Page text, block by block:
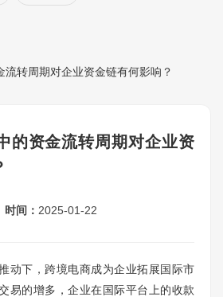
流转周期对企业资金链有何影响？
的资金流转周期对企业资
时间： 2025-01-22
下，跨境电商成为企业拓展国际市
易的增多，企业在国际平台上的收款